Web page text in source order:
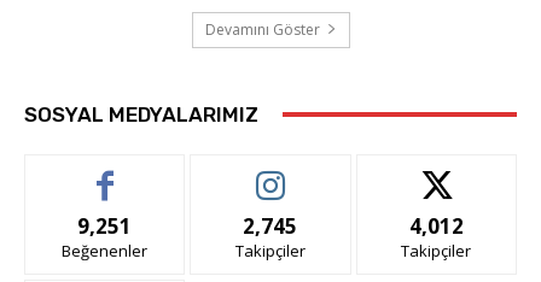
Devamını Göster
SOSYAL MEDYALARIMIZ
9,251
Beğenenler
2,745
Takipçiler
4,012
Takipçiler